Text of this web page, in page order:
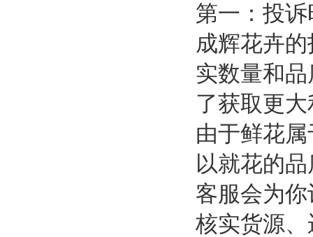
第一：投
成辉花卉
实数量和
了获取更
由于鲜花
以就花的
客服会为
核实货源